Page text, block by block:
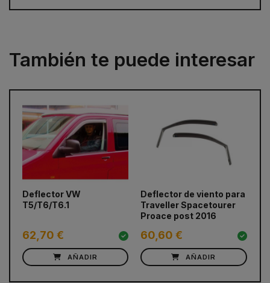
También te puede interesar
Deflector VW
T5/T6/T6.1
62,70 €
AÑADIR
Deflector de viento para
Traveller Spacetourer
Proace post 2016
60,60 €
AÑADIR